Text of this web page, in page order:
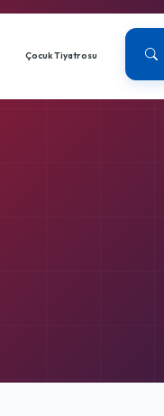
Çocuk Tiyatrosu